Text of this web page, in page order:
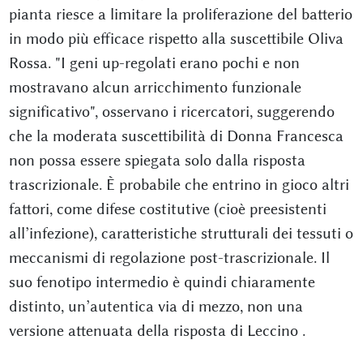
pianta riesce a limitare la proliferazione del batterio
in modo più efficace rispetto alla suscettibile Oliva
Rossa. "I geni up-regolati erano pochi e non
mostravano alcun arricchimento funzionale
significativo", osservano i ricercatori, suggerendo
che la moderata suscettibilità di Donna Francesca
non possa essere spiegata solo dalla risposta
trascrizionale. È probabile che entrino in gioco altri
fattori, come difese costitutive (cioè preesistenti
all’infezione), caratteristiche strutturali dei tessuti o
meccanismi di regolazione post-trascrizionale. Il
suo fenotipo intermedio è quindi chiaramente
distinto, un’autentica via di mezzo, non una
versione attenuata della risposta di Leccino .